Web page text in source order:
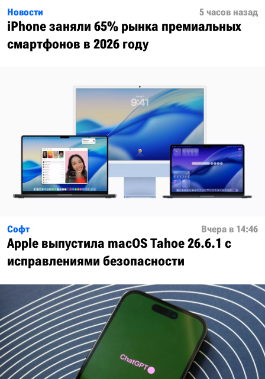
Новости 5 часов назад
iPhone заняли 65% рынка премиальных
смартфонов в 2026 году
Софт Вчера в 14:46
Apple выпустила macOS Tahoe 26.6.1 с
исправлениями безопасности